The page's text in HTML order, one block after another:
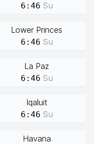
6:46 Su
Lower Princes
6:46 Su
La Paz
6:46 Su
Iqaluit
6:46 Su
Havana